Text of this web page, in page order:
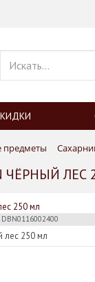
предметы
ЧЁРНЫЙ ЛЕС
DBN0116002400